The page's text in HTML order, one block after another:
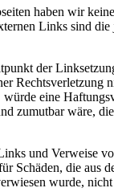
haben wir
Links sind
der
Rechtsverletzung
würde eine
zumutbar wäre,
und Verweise
Schäden, die aus
wurde,